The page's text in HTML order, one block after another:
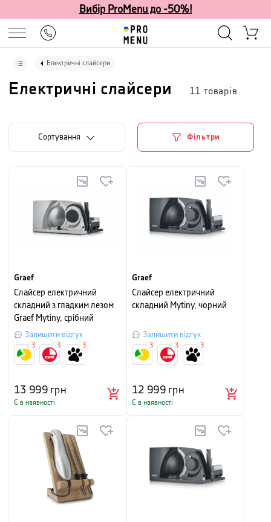
Вибір ProMenu до -50%!
Електричні слайсери
Електричні слайсери 11 товарів
Сортування Фільтри
Graef
Слайсер електричний
складний з гладким лезом
Graef Mytiny, срібний
Залишити відгук
13 999грн
Є в наявності
3 3 3
Graef
Слайсер електричний
складний Mytiny, чорний
Залишити відгук
12 999грн
Є в наявності
3 3 3